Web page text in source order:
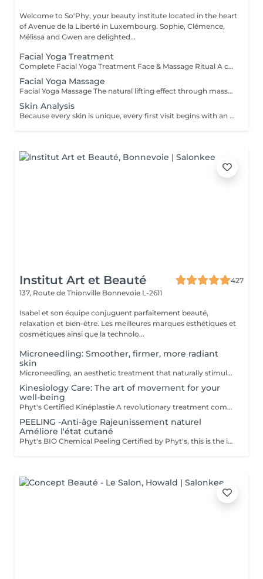
Welcome to So'Phy, your beauty institute located in the heart
of Avenue de la Liberté in Luxembourg. Sophie, Clémence,
Mélissa and Gwen are delighted...
Facial Yoga Treatment
Complete Facial Yoga Treatment Face & Massage Ritual A complete treatment combining the essential steps of a facial with the power of the Facial Yoga Massage. Following a deep cleanse, exfoliation and targeted skin work, the massage stimulates the muscles, boosts circulation and releases facial tension. The ritual continues with the application of tailored skincare to hydrate, rebalance and reveal your skin's natural glow. The skin appears smoother, more radiant and the facial contours naturally redefined. An ideal treatment for those seeking to combine effectiveness, relaxation and visible results. As with every treatment at So'Phy, the protocol is adapted to your skin's needs.
Facial Yoga Massage
Facial Yoga Massage The natural lifting effect through massage A dynamic and deep facial massage that stimulates the muscles and boosts circulation to redefine facial contours. Using expert techniques and specific tools such as Gua Sha and Mushrooms, this treatment works on both skin tonicity and the release of facial tension. It helps smooth features, brighten the complexion and reveal a more rested and naturally sculpted face. An ideal treatment for those seeking visible results while enjoying a moment of deep relaxation. As with every treatment at So'Phy, this massage is tailored to your skin's needs and the tensions observed.
Skin Analysis
Because every skin is unique, every first visit begins with an in-depth analysis. This diagnosis allows us to understand your skin's current condition, its real needs and any imbalances, in order to tailor your treatment with precision and care. Using advanced diagnostic technology combined with the expertise of your Skin Coach, we take the time to observe, discuss and guide you towards the most suitable solutions. This first appointment is an essential step to ensure truly effective treatments and long-lasting results.
Institut Art et Beauté
427
137, Route de Thionville Bonnevoie L-2611
Isabel et son équipe conjuguent parfaitement beauté,
relaxation et bien-être. Les meilleures marques esthétiques et
cosmétiques ainsi que la technolo...
Microneedling: Smoother, firmer, more radiant
skin
Microneedling, an aesthetic treatment that naturally stimulates collagen and elastin production. Ideal for improving skin texture, minimizing enlarged pores, reducing fine lines, acne scars, or pigmentation spots. Gentle and effective technique, suitable for all skin types. Professional serums used for optimal results. Personalized consultation before each session.
Kinesiology Care: The art of movement for your
well-being
Phyt's Certified Kinéplastie A revolutionary treatment combining physiotherapy and natural products for a gentle yet effective approach to beauty. Utilizes manual techniques and organic products to deeply stimulate the skin, without chemicals or invasive procedures. Each session is tailored to meet your unique needs, targeting fascia and muscles for a bespoke solution that perfectly adapts to your skin. Oxygenation and Regeneration: Boosts blood circulation and cellular regeneration to enhance skin elasticity and firmness, making your skin look visibly younger and more toned. Immediate Results: Achieve visible effects from the very first session with noticeable firming and toning. Each treatment is packaged in individual ampoules to ensure perfect hygiene, optimal freshness with every application, and precise dosage. Estheticians Fatima Lisete Marie Francesca Phyt's Certified Kinéplastie is more than just a treatmentit provides tangible results for your skin's health. Treat yourself to this expert care and reveal revitalized, radiant skin with the help of our skilled estheticians.
PEELING -Anti-âge Rajeunissement naturel
Améliore l'état cutané
Phyt's BIO Chemical Peeling Certified by Phyt's, this is the ideal solution to improve skin condition and effectively combat signs of aging. This advanced treatment combines the power of natural ingredients with the rigor of organic products to deliver visible and lasting results. BIO Certification: Benefit from certified organic products, ensuring a formulation that is respectful of your skin and the environment, while guaranteeing impeccable quality. Natural Ingredients: Enriched with natural actives, this peeling promotes cellular renewal, refines skin texture, and enhances the complexion for a more even and radiant appearance. Individual Ampoules: Each treatment is packaged in individual ampoules to ensure optimal hygiene, perfect freshness with each application, and precise dosing. Estheticians: Fatima Lisete Marie Francesca Mirza Déborah A regular skincare routine helps maintain skin elasticity, firmness, and radiance while preventing premature aging signs. Every treatment you give your skin is a step towards lasting and naturally rejuvenated beauty. Give your skin the best of nature with Phyt's BIO Chemical Peeling and discover revitalized and radiant skin!